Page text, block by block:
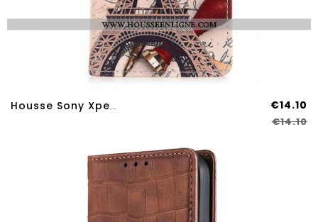
Housse Sony Xperia 10 IV Tour Eiffel Poétique €14.10
€14.10